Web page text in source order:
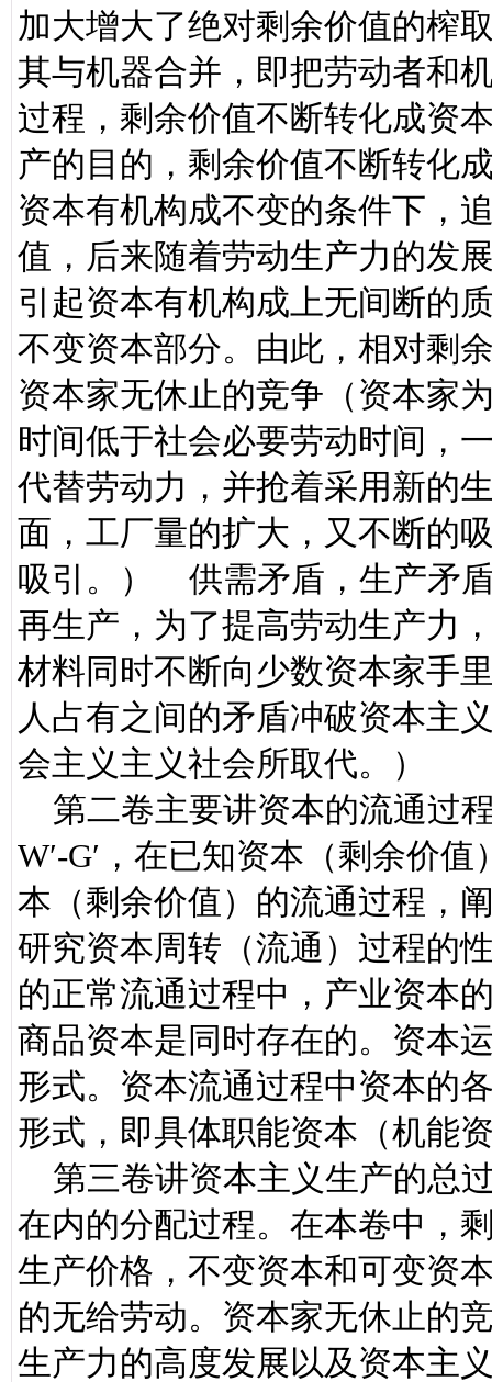
加大增大了绝对剩余价值的榨
其与机器合并，即把劳动者
过程，剩余价值不断转化成资
产的目的，剩余价值不断转化
资本有机构成不变的条件下，
值，后来随着劳动生产力的发
引起资本有机构成上无间断的
不变资本部分。由此，相对剩
资本家无休止的竞争（资本家
时间低于社会必要劳动时间，
代替劳动力，并抢着采用新的
面，工厂量的扩大，又不断的
吸引。） 供需矛盾，生产矛
再生产，为了提高劳动生产力
材料同时不断向少数资本家手
人占有之间的矛盾冲破资本主
会主义主义社会所取代。）
第二卷主要讲资本的流通过
W′-G′，在已知资本（剩余价
本（剩余价值）的流通过程，
研究资本周转（流通）过程的
的正常流通过程中，产业资
商品资本是同时存在的。资本
形式。资本流通过程中资本的
形式，即具体职能资本（机能
第三卷讲资本主义生产的总
在内的分配过程。在本卷中，
生产价格，不变资本和可变资
的无给劳动。资本家无休止的
生产力的高度发展以及资本主